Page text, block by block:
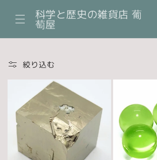
ンツに
進む
科学と歴史の雑貨店 葡
萄屋
絞り込む